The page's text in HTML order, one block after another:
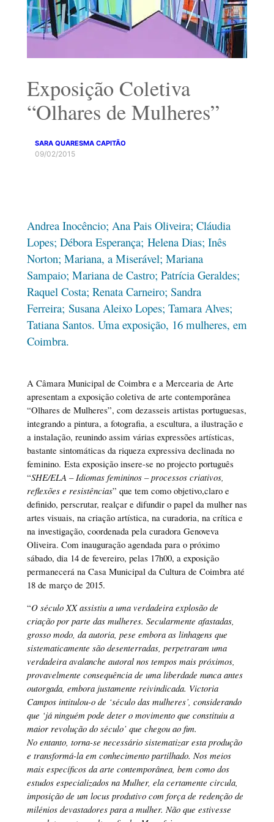
Exposição Coletiva
“Olhares de Mulheres”
SARA QUARESMA CAPITÃO
09/02/2015
Andrea Inocêncio; Ana Pais Oliveira; Cláudia
Lopes; Débora Esperança; Helena Dias; Inês
Norton; Mariana, a Miserável; Mariana
Sampaio; Mariana de Castro; Patrícia Geraldes;
Raquel Costa; Renata Carneiro; Sandra
Ferreira; Susana Aleixo Lopes; Tamara Alves;
Tatiana Santos. Uma exposição, 16 mulheres, em
Coimbra.
A Câmara Municipal de Coimbra e a Mercearia de Arte
apresentam a exposição coletiva de arte contemporânea
“Olhares de Mulheres”, com dezasseis artistas portuguesas,
integrando a pintura, a fotografia, a escultura, a ilustração e
a instalação, reunindo assim várias expressões artísticas,
bastante sintomáticas da riqueza expressiva declinada no
feminino. Esta exposição insere-se no projecto português
“SHE/ELA – Idiomas femininos – processos criativos,
reflexões e resistências” que tem como objetivo,claro e
definido, perscrutar, realçar e difundir o papel da mulher nas
artes visuais, na criação artística, na curadoria, na crítica e
na investigação, coordenada pela curadora Genoveva
Oliveira. Com inauguração agendada para o próximo
sábado, dia 14 de fevereiro, pelas 17h00, a exposição
permanecerá na Casa Municipal da Cultura de Coimbra até
18 de março de 2015.
“O século XX assistiu a uma verdadeira explosão de
criação por parte das mulheres. Secularmente afastadas,
grosso modo, da autoria, pese embora as linhagens que
sistematicamente são desenterradas, perpetraram uma
verdadeira avalanche autoral nos tempos mais próximos,
provavelmente consequência de uma liberdade nunca antes
outorgada, embora justamente reivindicada. Victoria
Campos intitulou-o de ‘século das mulheres’, considerando
que ‘já ninguém pode deter o movimento que constituiu a
maior revolução do século’ que chegou ao fim.
No entanto, torna-se necessário sistematizar esta produção
e transformá-la em conhecimento partilhado. Nos meios
mais específicos da arte contemporânea, bem como dos
estudos especializados na Mulher, ela certamente circula,
imposição de um locus produtivo com força de redenção de
milénios devastadores para a mulher. Não que estivesse